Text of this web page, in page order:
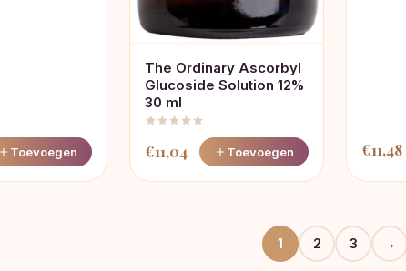
Toevoegen
The Ordinary Ascorbyl
Glucoside Solution 12%
30 ml
€11,04 Toevoegen €11,48
1 2 3 →